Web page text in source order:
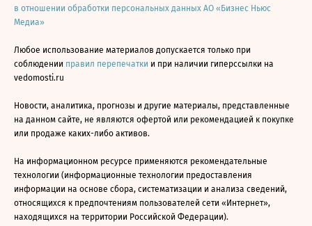
в отношении обработки персональных данных АО «Бизнес Ньюс
Медиа»
Любое использование материалов допускается только при
соблюдении правил перепечатки и при наличии гиперссылки на
vedomosti.ru
Новости, аналитика, прогнозы и другие материалы, представленные
на данном сайте, не являются офертой или рекомендацией к покупке
или продаже каких-либо активов.
На информационном ресурсе применяются рекомендательные
технологии (информационные технологии предоставления
информации на основе сбора, систематизации и анализа сведений,
относящихся к предпочтениям пользователей сети «Интернет»,
находящихся на территории Российской Федерации).